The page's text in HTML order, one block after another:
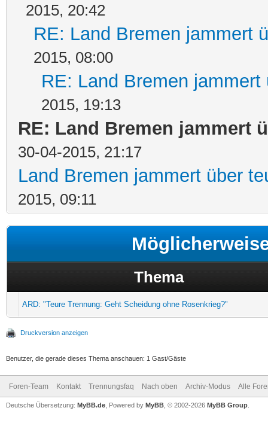
2015, 20:42
RE: Land Bremen jammert
2015, 08:00
RE: Land Bremen
2015, 19:13
RE: Land Bremen jammert
30-04-2015, 21:17
Land Bremen jammert über
2015, 09:11
Thema
ARD: "Teure Trennung: Geht Scheidung ohne Rosenkrieg?"
Druckversion anzeigen
Benutzer, die gerade dieses Thema anschauen: 1 Gast/Gäste
Foren-Team Kontakt Trennungsfaq Nach oben Archiv-Modus Alle
Deutsche Übersetzung: MyBB.de , Powered by MyBB , © 2002-2026 MyBB Group